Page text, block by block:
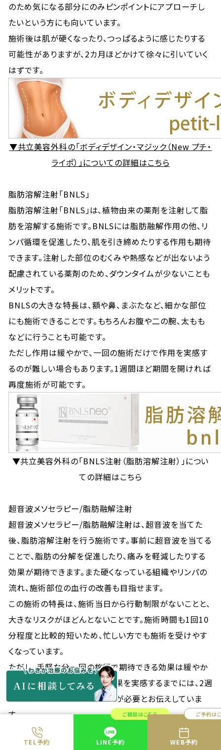
TEL予約
ご相談はこちら
LINE予約
ご予約は
WEB予約
のため気になる部分にのみピンポイントにアプローチし
たいという方にも向いています。
施術後は肌が硬くなったり、つっぱるように感じたりする
可能性がありますが、2カ月ほどかけて徐々に引いていく
はずです。
▼共立美容外科の「ボディデザイン・マジック（New プチ・
ライポ）」についての詳細はこちら
脂肪溶解注射「BNLS」
脂肪溶解注射「BNLS」は、植物由来の薬剤を注射して脂
肪を溶解する施術です。BNLSには脂肪融解作用の他、リ
ンパ循環を促進したり、肌を引き締めたりする作用も期待
できます。注射した部位のむくみや熱感などが出ないよう
配慮されている薬剤のため、ダウンタイムが少ないことも
メリットです。
BNLSの大きな特長は、額や鼻、まぶたなど、細かな部位
にも施術できることです。もちろんお腹や二の腕、太もも
などに行うことも可能です。
ただし作用は緩やかで、一回の施術だけで作用を実感す
るのが難しい場合もあります。1週間ほど期間を開ければ
再度施術が可能です。
▼共立美容外科の「BNLS注射（脂肪溶解注射）」につい
ての詳細はこちら
超音波メソセラピー/脂肪融解注射
超音波メソセラピー/脂肪融解注射は、超音波を当てた
後、脂肪溶解注射を行う施術です。事前に超音波を当てる
ことで、脂肪の分解を促進したり、痛みを軽減したりする
効果が期待できます。また硬くなっている組織やリンパの
流れ、施術部位の血行の改善も目指せます。
この施術の特長は、施術当日から行動制限がないことと、
大きなリスクがほどんとないことです。施術時間も1回10
分程度と比較的短いため、忙しい方でも施術を受けやす
くなっています。
ただし、手軽な分一回の施術で期待できる効果は緩やか
です。共立美容外科の場合、効果を実感するまでには、2週
間おきに少なくとも3回の施術が必要とお伝えしていま
す。
▼共立美容外科の「超音波メソセラピー/脂肪融解注射」
についての詳細はこちら